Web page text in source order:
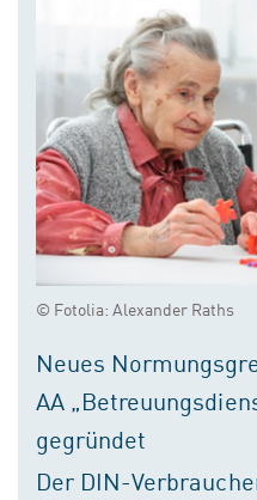
© Fotolia: Alexander Raths
Neues
AA
gegründet
Der DIN-